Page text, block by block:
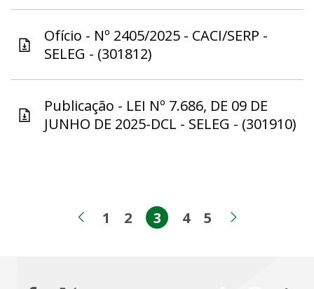
Ofício - Nº 2405/2025 - CACI/SERP -
SELEG - (301812)
Publicação - LEI Nº 7.686, DE 09 DE
JUNHO DE 2025-DCL - SELEG - (301910)
Página anterior
Página
1 Página
2 Página
3 Página
4 Página
5